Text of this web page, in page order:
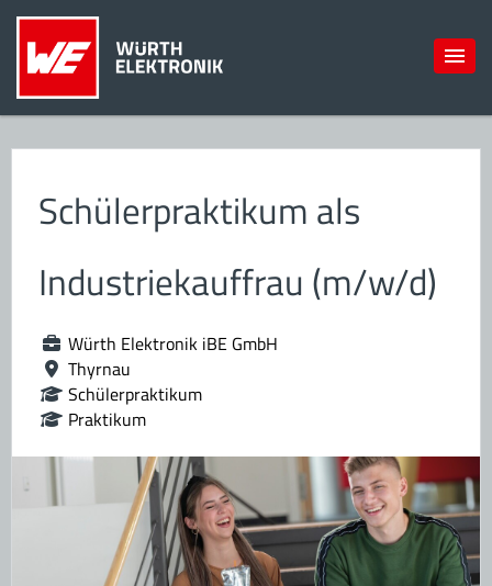
Schülerpraktikum als
Industriekauffrau (m/w/d)
Würth Elektronik iBE GmbH
Thyrnau
Schülerpraktikum
Praktikum